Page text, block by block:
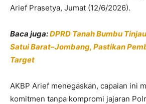
Arief Prasetya, Jumat (12/6/2026).
Baca juga:DPRD Tanah Bumbu
Satui Barat–Jombang, Pastikan
Target
AKBP Arief menegaskan, capaian ini
komitmen tanpa kompromi jajaran